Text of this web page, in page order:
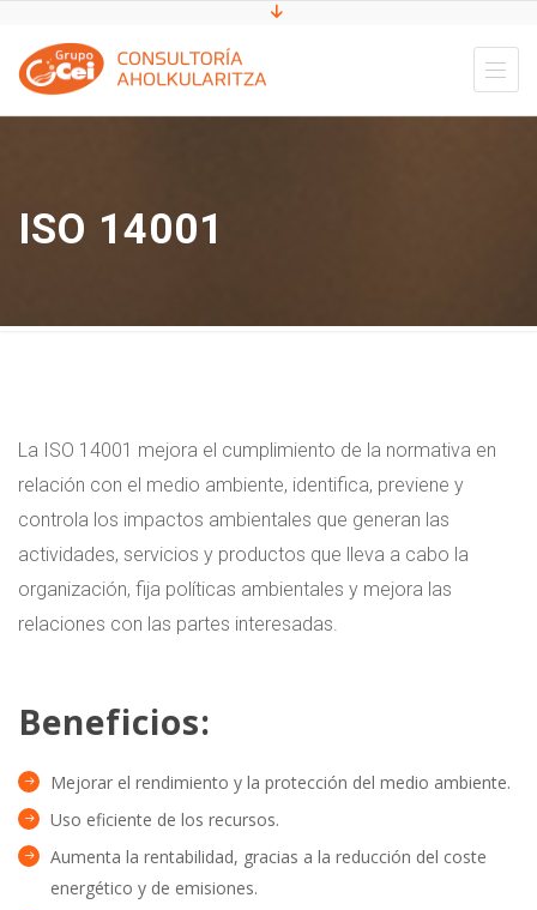
ISO 14001
La ISO 14001 mejora el cumplimiento de la normativa en
relación con el medio ambiente, identifica, previene y
controla los impactos ambientales que generan las
actividades, servicios y productos que lleva a cabo la
organización, fija políticas ambientales y mejora las
relaciones con las partes interesadas.
Beneficios:
Mejorar el rendimiento y la protección del medio ambiente.
Uso eficiente de los recursos.
Aumenta la rentabilidad, gracias a la reducción del coste
energético y de emisiones.